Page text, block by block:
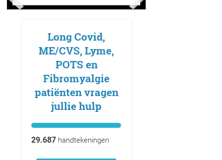
Long Covid,
ME/CVS, Lyme,
POTS en
Fibromyalgie
patiënten vragen
jullie hulp
29.687handtekeningen